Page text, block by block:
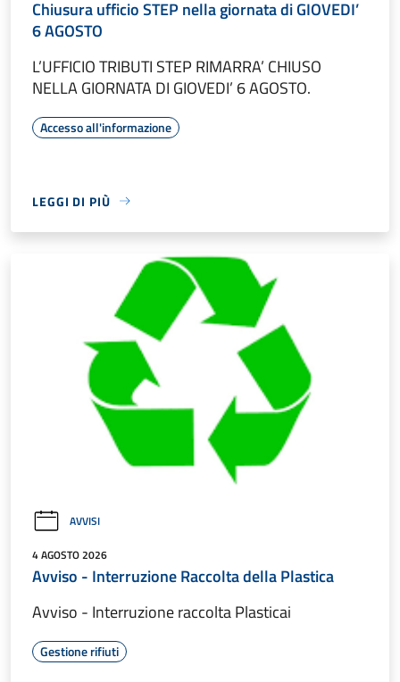
Chiusura ufficio STEP nella giornata di GIOVEDI’
6 AGOSTO
L’UFFICIO TRIBUTI STEP RIMARRA’ CHIUSO
NELLA GIORNATA DI GIOVEDI’ 6 AGOSTO.
Accesso all'informazione
LEGGI DI PIÙ
AVVISI
4 AGOSTO 2026
Avviso - Interruzione Raccolta della Plastica
Avviso - Interruzione raccolta Plasticai
Gestione rifiuti